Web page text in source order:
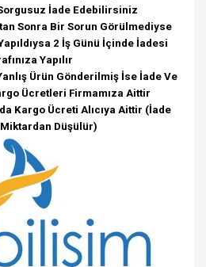
İade Edebilirsiniz
Sonra Bir Sorun Görülmediyse
2 İş Günü İçinde İadesi
Yapılır
Ürün Gönderilmiş İse İade Ve
Ücretleri Firmamıza Aittir
Kargo Ücreti Alıcıya Aittir (İade
Düşülür)